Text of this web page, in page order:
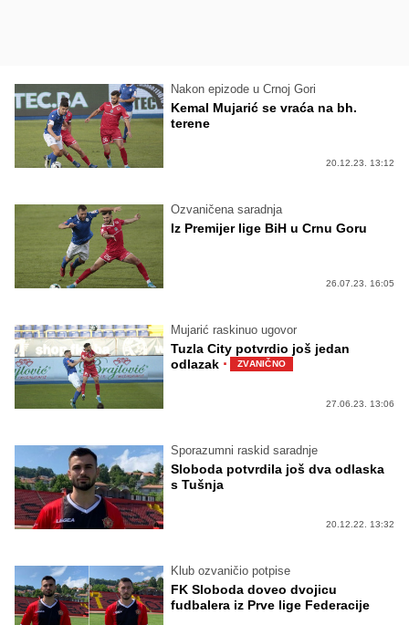
Nakon epizode u Crnoj Gori
Kemal Mujarić se vraća na bh.
terene
20.12.23. 13:12
Ozvaničena saradnja
Iz Premijer lige BiH u Crnu Goru
26.07.23. 16:05
Mujarić raskinuo ugovor
Tuzla City potvrdio još jedan
odlazak · ZVANIČNO
27.06.23. 13:06
Sporazumni raskid saradnje
Sloboda potvrdila još dva odlaska
s Tušnja
20.12.22. 13:32
Klub ozvaničio potpise
FK Sloboda doveo dvojicu
fudbalera iz Prve lige Federacije